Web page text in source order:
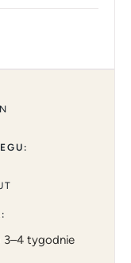
3–4 tygodnie